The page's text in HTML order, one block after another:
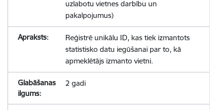
uzlabotu vietnes darbību un
pakalpojumus)
Reģistrē unikālu ID, kas tiek izmantots
statistisko datu iegūšanai par to, kā
apmeklētājs izmanto vietni.
2 gadi